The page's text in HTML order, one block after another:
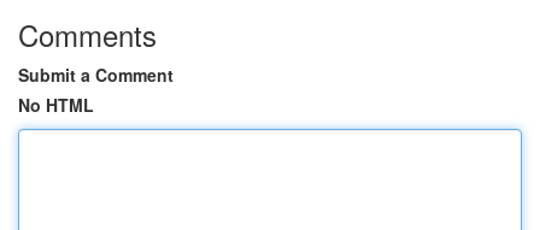
Comments
Submit a Comment
No HTML